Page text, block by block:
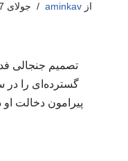
ازaminkav جولای 7, 2026
تصمیم جنجالی
گسترده‌ای را در
پیرامون دخالت